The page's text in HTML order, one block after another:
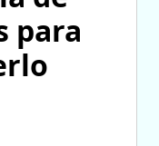
para